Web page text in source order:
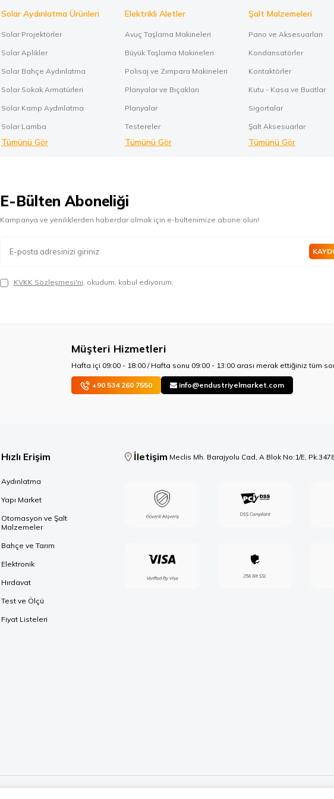
Solar Aydınlatma Ürünleri
Solar Projektörler
Solar Aplikler
Solar Bahçe Aydınlatma
Solar Sokak Armatürleri
Solar Kamp Aydınlatma
Solar Lamba
Tümünü Gör
Elektrikli Aletler
Avuç Taşlama Makineleri
Büyük Taşlama Makineleri
Polisaj ve Zımpara Makineleri
Planyalar ve Bıçakları
Planyalar
Testereler
Tümünü Gör
Şalt Malzemeleri
Pano ve Aksesuarları
Kondansatörler
Kontaktörler
Kutu - Kasa ve Buatlar
Sigortalar
Şalt Aksesuarlar
Tümünü Gör
E-Bülten Aboneliği
Kampanya ve yeniliklerden haberdar olmak için e-bültenimize abone olun!
KVKK Sözleşmesi'ni, okudum, kabul ediyorum.
Müşteri Hizmetleri
Hafta içi 09:00 - 18:00 / Hafta sonu 09:00 - 13:00 arası merak ettiğiniz tüm
+90 534 260 7550 info@endustriyelmarket.com
Hızlı Erişim
Aydınlatma
Yapı Market
Otomasyon ve Şalt
Malzemeler
Bahçe ve Tarım
Elektronik
Hırdavat
Test ve Ölçü
Fiyat Listeleri
İletişim Meclis Mh. Barajyolu Cad, A Blok No:1/E,